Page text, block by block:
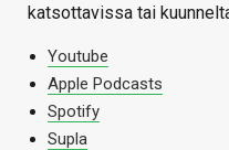
katsottavissa tai
Youtube
Apple Podcasts
Spotify
Supla